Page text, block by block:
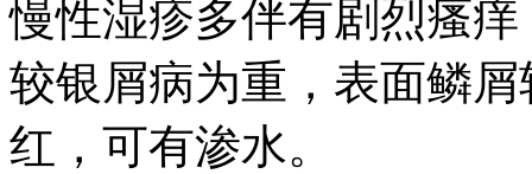
慢性湿疹多伴有剧烈瘙
较银屑病为重，表面鳞
红，可有渗水。